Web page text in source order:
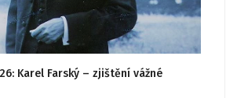
Karel Farský – zjištění vážné